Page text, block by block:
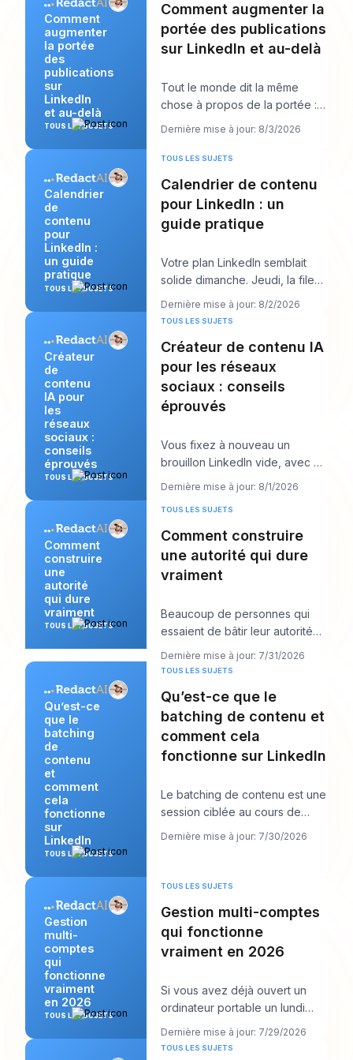
Comment
augmenter
la portée
des
publications
sur
LinkedIn
et au-delà
TOUS LES SUJETS
Comment augmenter la
portée des publications
sur LinkedIn et au-delà
Tout le monde dit la même
chose à propos de la portée :
publiez plus. Ce conseil semble
Dernière mise à jour: 8/3/2026
Calendrier
de
contenu
pour
LinkedIn :
un guide
pratique
TOUS LES SUJETS
TOUS LES SUJETS
Calendrier de contenu
pour LinkedIn : un
guide pratique
Votre plan LinkedIn semblait
solide dimanche. Jeudi, la file
d’attente est vide, l’accroche
Dernière mise à jour: 8/2/2026
Créateur
de
contenu
IA pour
les
réseaux
sociaux :
conseils
éprouvés
TOUS LES SUJETS
TOUS LES SUJETS
Créateur de contenu IA
pour les réseaux
sociaux : conseils
éprouvés
Vous fixez à nouveau un
brouillon LinkedIn vide, avec un
appel client dans dix minutes et
Dernière mise à jour: 8/1/2026
Comment
construire
une
autorité
qui dure
vraiment
TOUS LES SUJETS
TOUS LES SUJETS
Comment construire
une autorité qui dure
vraiment
Beaucoup de personnes qui
essaient de bâtir leur autorité
en font trop dans la mauvaise
direction. E
Dernière mise à jour: 7/31/2026
Qu’est-ce
que le
batching
de
contenu
et
comment
cela
fonctionne
sur
LinkedIn
TOUS LES SUJETS
TOUS LES SUJETS
Qu’est-ce que le
batching de contenu et
comment cela
fonctionne sur LinkedIn
Le batching de contenu est une
session ciblée au cours de
laquelle vous créez plusieurs
Dernière mise à jour: 7/30/2026
Gestion
multi-
comptes
qui
fonctionne
vraiment
en 2026
TOUS LES SUJETS
TOUS LES SUJETS
Gestion multi-comptes
qui fonctionne
vraiment en 2026
Si vous avez déjà ouvert un
ordinateur portable un lundi
matin et vu douze connexions,
six calendrie
Dernière mise à jour: 7/29/2026
TOUS LES SUJETS